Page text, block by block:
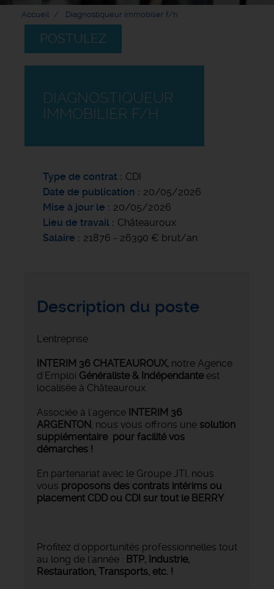
Accueil Diagnostiqueur immobilier f/h
POSTULEZ
DIAGNOSTIQUEUR
IMMOBILIER F/H
Type de contrat
CDI
Date de publication
20/05/2026
Mise à jour le
20/05/2026
Lieu de travail
Châteauroux
Salaire
21876 - 26390 € brut/an
Description du poste
L'entreprise
INTERIM 36 CHATEAUROUX, notre Agence
d'Emploi Généraliste & Indépendante est
localisée à Châteauroux.
Associée à l'agence INTERIM 36
ARGENTON, nous vous offrons une solution
supplémentaire pour facilité vos
démarches !
En partenariat avec le Groupe JTI, nous
vous proposons des contrats intérims ou
placement CDD ou CDI sur tout le BERRY
Profitez d'opportunités professionnelles tout
au long de l'année : BTP, Industrie,
Restauration, Transports, etc. !